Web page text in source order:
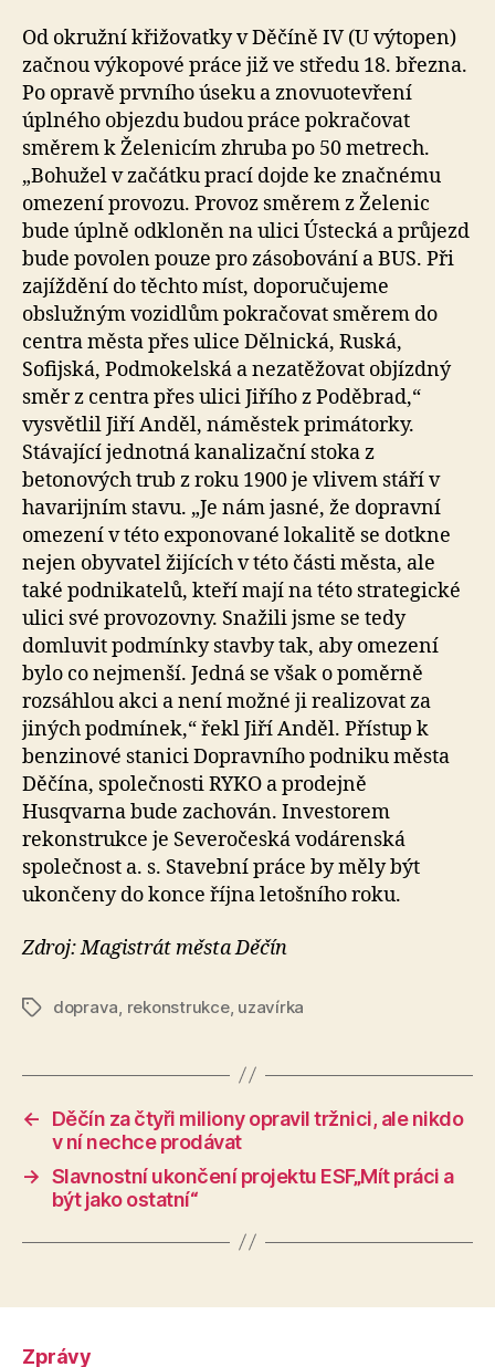
Od okružní křižovatky v Děčíně IV (U výtopen)
začnou výkopové práce již ve středu 18. března.
Po opravě prvního úseku a znovuotevření
úplného objezdu budou práce pokračovat
směrem k Želenicím zhruba po 50 metrech.
„Bohužel v začátku prací dojde ke značnému
omezení provozu. Provoz směrem z Želenic
bude úplně odkloněn na ulici Ústecká a průjezd
bude povolen pouze pro zásobování a BUS. Při
zajíždění do těchto míst, doporučujeme
obslužným vozidlům pokračovat směrem do
centra města přes ulice Dělnická, Ruská,
Sofijská, Podmokelská a nezatěžovat objízdný
směr z centra přes ulici Jiřího z Poděbrad,“
vysvětlil Jiří Anděl, náměstek primátorky.
Stávající jednotná kanalizační stoka z
betonových trub z roku 1900 je vlivem stáří v
havarijním stavu. „Je nám jasné, že dopravní
omezení v této exponované lokalitě se dotkne
nejen obyvatel žijících v této části města, ale
také podnikatelů, kteří mají na této strategické
ulici své provozovny. Snažili jsme se tedy
domluvit podmínky stavby tak, aby omezení
bylo co nejmenší. Jedná se však o poměrně
rozsáhlou akci a není možné ji realizovat za
jiných podmínek,“ řekl Jiří Anděl. Přístup k
benzinové stanici Dopravního podniku města
Děčína, společnosti RYKO a prodejně
Husqvarna bude zachován. Investorem
rekonstrukce je Severočeská vodárenská
společnost a. s. Stavební práce by měly být
ukončeny do konce října letošního roku.
Zdroj: Magistrát města Děčín
Štítkydoprava rekonstrukce, uzavírka
←
Děčín za čtyři miliony opravil tržnici, ale nikdo
v ní nechce prodávat
→ Slavnostní ukončení projektu ESF„Mít práci a
být jako ostatní“
Zprávy